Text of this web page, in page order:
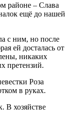
районе – Слава
ещё до нашей
с ним, но после
ей досталась от
никаких
претензий.
Роза
в руках.
В хозяйстве